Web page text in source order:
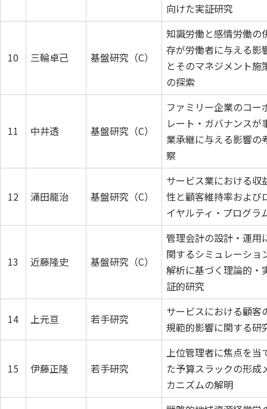
向けた実証研究
10 三輪卓己 基盤研究（C）
知識労働と感情労働の
存が労働者に与える影
とそのマネジメント施
の探索
11 中井透 基盤研究（C）
ファミリー企業のコー
レート・ガバナンスが
業承継に与える影響の
察
12 涌田龍治 基盤研究（C）
サービス業における収
性と顧客維持率および
イヤルティ・プログラ
13 近藤隆史 基盤研究（C）
管理会計の設計・運用
関するシミュレーショ
解析に基づく理論的・
証的研究
14 上元亘 若手研究
サービスにおける顧客
規範的影響に関する研
15 伊藤正隆 若手研究
上位管理者に焦点を当
た予算スラックの形成
カニズムの解明